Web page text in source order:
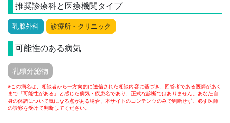
推奨診療科と医療機関タイプ
乳腺外科 診療所・クリニック
可能性のある病気
乳頭分泌物
※この病名は、相談者から一方向的に送信された相談内容に基づき、回答者である医師があく
まで「可能性がある」と感じた病気・疾患名であり、正式な診断ではありません。あなた自
身の体調について気になる点がある場合、本サイトのコンテンツのみで判断せず、必ず医師
の診察を受けて判断してください。